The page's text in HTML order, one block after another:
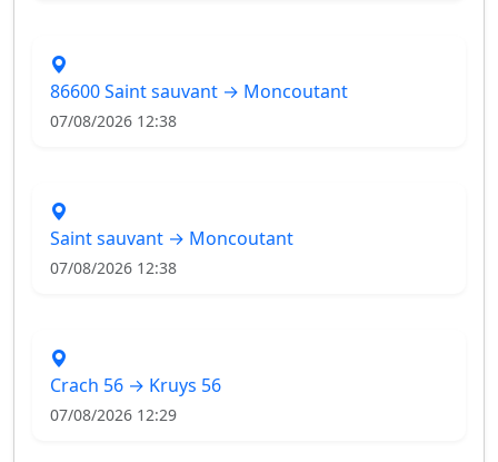
86600 Saint sauvant → Moncoutant
07/08/2026 12:38
Saint sauvant → Moncoutant
07/08/2026 12:38
Crach 56 → Kruys 56
07/08/2026 12:29